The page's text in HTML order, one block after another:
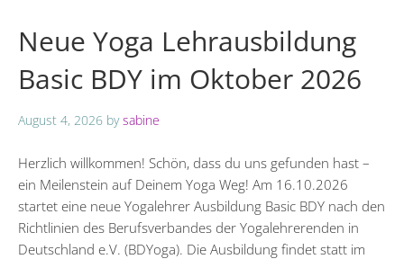
Neue Yoga Lehrausbildung
Basic BDY im Oktober 2026
August 4, 2026 bysabine
Herzlich willkommen! Schön, dass du uns gefunden hast –
ein Meilenstein auf Deinem Yoga Weg! Am 16.10.2026
startet eine neue Yogalehrer Ausbildung Basic BDY nach den
Richtlinien des Berufsverbandes der Yogalehrerenden in
Deutschland e.V. (BDYoga). Die Ausbildung findet statt im